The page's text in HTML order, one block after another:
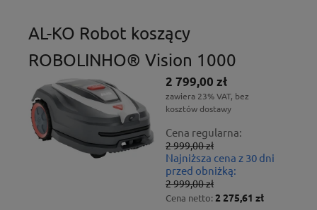
AL-KO Robot koszący
ROBOLINHO® Vision 1000
2 799,00 zł
zawiera 23% VAT, bez
kosztów dostawy
Cena regularna:
2 999,00 zł
Najniższa cena z 30 dni
przed obniżką:
2 999,00 zł
Cena netto: 2 275,61 zł